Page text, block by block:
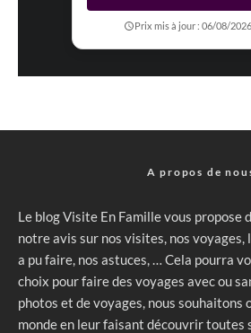
Prix mis à jour : 06/08/
A propos de
Le blog Visite En Famille vous propose
notre avis sur nos visites, nos voyages,
a pu faire, nos astuces, … Cela pourra
choix pour faire des voyages avec ou
photos et de voyages, nous souhaitons
monde en leur faisant découvrir toutes